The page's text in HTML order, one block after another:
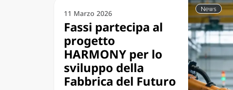
News
11 Marzo 2026
Fassi partecipa al
progetto
HARMONY per lo
sviluppo della
Fabbrica del Futuro